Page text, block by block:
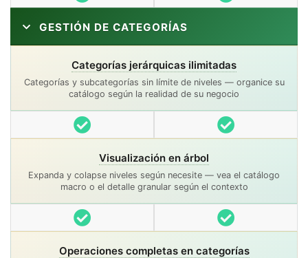
GESTIÓN DE CATEGORÍAS
Categorías jerárquicas ilimitadas
Categorías y subcategorías sin límite de niveles — organice su
catálogo según la realidad de su negocio
Incluido Incluido
Visualización en árbol
Expanda y colapse niveles según necesite — vea el catálogo
macro o el detalle granular según el contexto
Incluido Incluido
Operaciones completas en categorías